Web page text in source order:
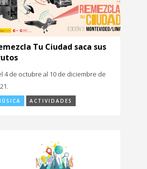
Tu Ciudad saca sus
4 de octubre al 10 de diciembre de
ACTIVIDADES